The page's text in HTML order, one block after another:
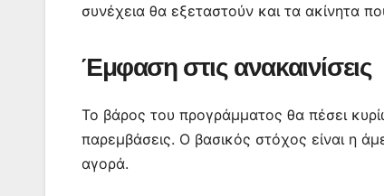
συνέχεια θα εξεταστούν και τα ακίνητα
Έμφαση στις ανακαινίσεις
Το βάρος του προγράμματος θα πέσει
παρεμβάσεις. Ο βασικός στόχος είναι η
αγορά.